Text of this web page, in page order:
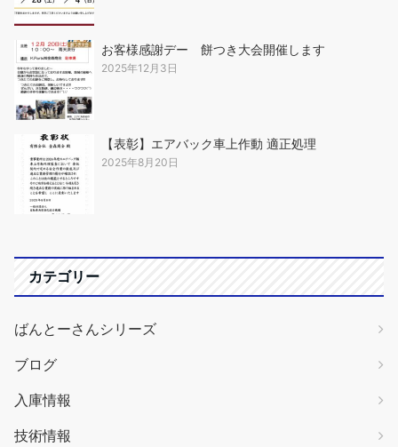
お客様感謝デー 餅つき大会開催します
2025年12月3日
【表彰】エアバック車上作動 適正処理
2025年8月20日
カテゴリー
ばんとーさんシリーズ
ブログ
入庫情報
技術情報